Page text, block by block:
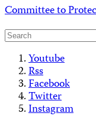
Skip
content
Committee to
Youtube
Rss
Facebook
Twitter
Instagram